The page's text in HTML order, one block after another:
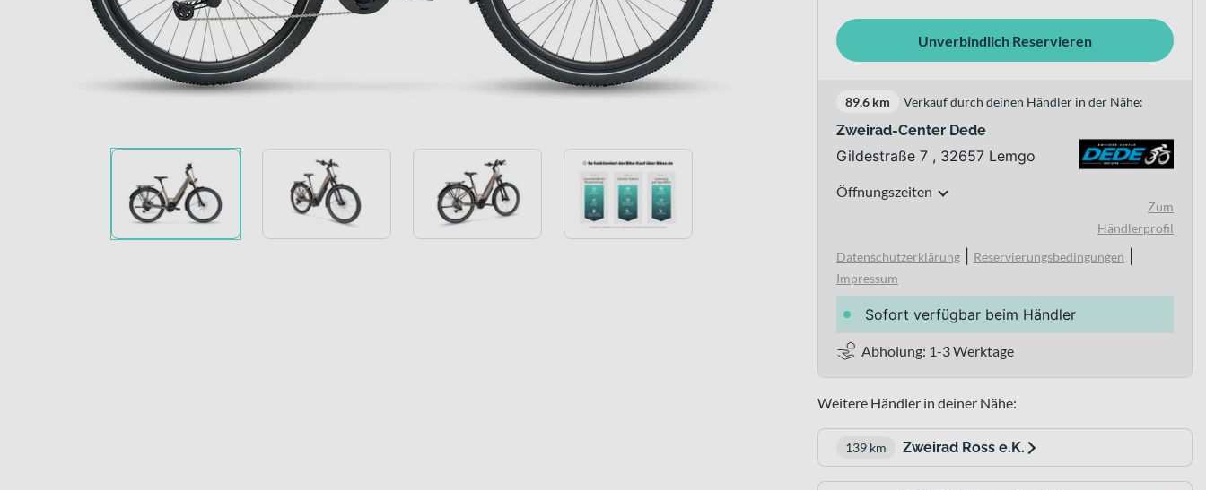
Unverbindlich Reservieren
89.6 km Verkauf durch deinen Händler in der Nähe:
Zweirad-Center Dede
Gildestraße 7 , 32657 Lemgo
Öffnungszeiten
Zum
Händlerprofil
Datenschutzerklärung
Reservierungsbedingungen
Impressum
Sofort verfügbar beim Händler
Abholung: 1-3 Werktage
Weitere Händler in deiner Nähe:
139 km Zweirad Ross e.K.